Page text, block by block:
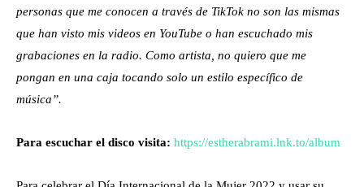
personas que me conocen a través de TikTok no son las mismas
que han visto mis videos en YouTube o han escuchado mis
grabaciones en la radio. Como artista, no quiero que me
pongan en una caja tocando solo un estilo específico de
música”.
Para escuchar el disco visita: https://estherabrami.lnk.to/album